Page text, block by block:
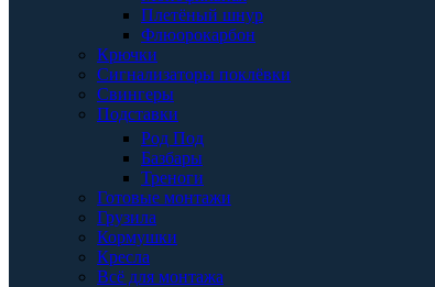
Плетёный шнур
Флюорокарбон
Крючки
Сигнализаторы поклёвки
Свингеры
Подставки
Род Под
Базбары
Треноги
Готовые монтажи
Грузила
Кормушки
Кресла
Всё для монтажа